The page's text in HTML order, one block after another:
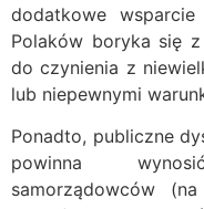
dodatkowe
Polaków boryka się
do czynienia z
lub niepewnymi
Ponadto, publiczne
powinna
samorządowców